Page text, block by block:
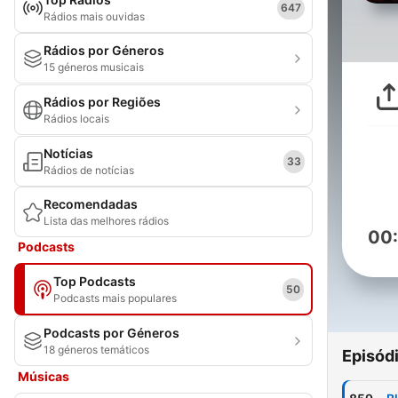
Rádios mais ouvidas
647
Rádios por Géneros
15 géneros musicais
Rádios por Regiões
Rádios locais
Notícias
Rádios de notícias
33
Recomendadas
Lista das melhores rádios
Podcasts
Top Podcasts
Podcasts mais populares
50
Podcasts por Géneros
18 géneros temáticos
Músicas